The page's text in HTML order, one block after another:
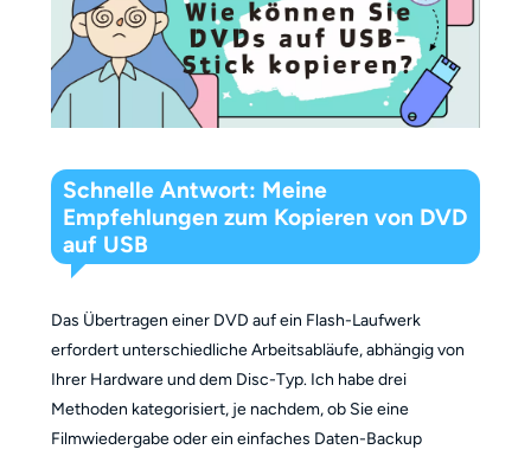
Schnelle Antwort: Meine
Empfehlungen zum Kopieren von DVD
auf USB
Das Übertragen einer DVD auf ein Flash-Laufwerk
erfordert unterschiedliche Arbeitsabläufe, abhängig von
Ihrer Hardware und dem Disc-Typ. Ich habe drei
Methoden kategorisiert, je nachdem, ob Sie eine
Filmwiedergabe oder ein einfaches Daten-Backup